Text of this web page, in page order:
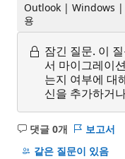
Outlook | Windows |
용
잠긴 질문. 이
서 마이그레이
는지 여부에 대
신을 추가하거
댓글 0개
설
명
보고서
같은 질문이 있음